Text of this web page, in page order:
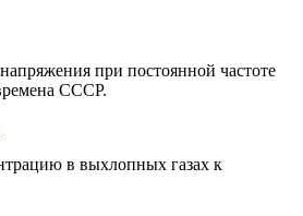
при постоянной частоте
СССР.
в выхлопных газах к